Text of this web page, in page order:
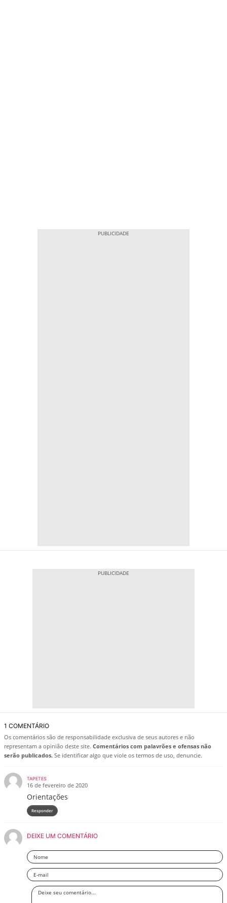
1 COMENTÁRIO
Os comentários são de responsabilidade exclusiva de seus autores e não
representam a opinião deste site. Comentários com palavrões e ofensas não
serão publicados. Se identificar algo que viole os termos de uso, denuncie.
TAPETES
16 de fevereiro de 2020
Orientações
Responder
DEIXE UM COMENTÁRIO
Nome
Email
Deixe